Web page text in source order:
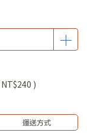
NT$240 )
運送方式